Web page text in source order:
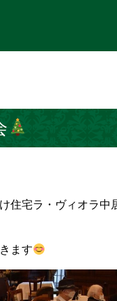
住宅ラ・ヴィオラ
ます